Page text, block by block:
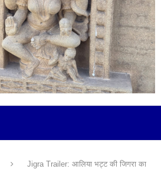
Jigra Trailer: आलिया भट्ट की जिगरा का